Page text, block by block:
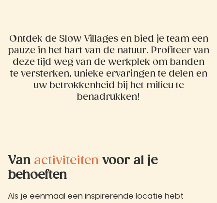
Ontdek de Slow Villages en bied je team een
pauze in het hart van de natuur. Profiteer van
deze tijd weg van de werkplek om banden
te versterken, unieke ervaringen te delen en
uw betrokkenheid bij het milieu te
benadrukken!
Van activiteiten voor al je
behoeften
Als je eenmaal een inspirerende locatie hebt